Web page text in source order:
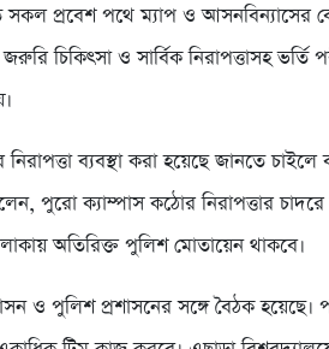
সকল প্রবেশ পথে ম্যাপ ও আসনবিন্যাসের
চিকিৎসা ও সার্বিক নিরাপত্তাসহ ভর্তি
ব্যবস্থা করা হয়েছে জানতে চাইলে
ক্যাম্পাস কঠোর নিরাপত্তার চাদরে
অতিরিক্ত পুলিশ মোতায়েন থাকবে।
ও পুলিশ প্রশাসনের সঙ্গে বৈঠক হয়েছে।